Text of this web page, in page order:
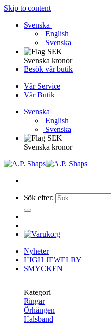
Skip to content
Svenska
English
Svenska
Svenska kronor
Besök vår butik
Vår Service
Vår Butik
Svenska
English
Svenska
Svenska kronor
Sök efter:
Nyheter
HIGH JEWELRY
SMYCKEN
Kategori
Ringar
Örhängen
Halsband